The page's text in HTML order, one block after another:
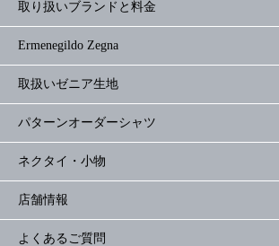
取り扱いブランドと料金
Ermenegildo Zegna
取扱いゼニア生地
パターンオーダーシャツ
ネクタイ・小物
店舗情報
よくあるご質問